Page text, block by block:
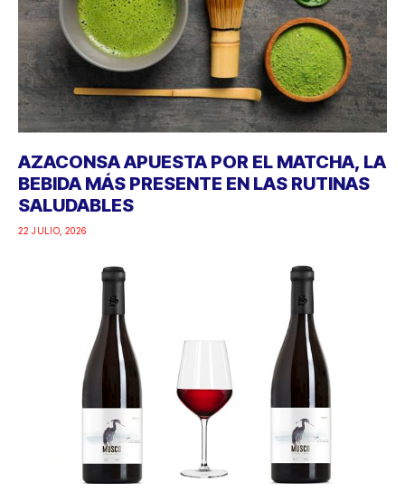
AZACONSA APUESTA POR EL MATCHA, LA
BEBIDA MÁS PRESENTE EN LAS RUTINAS
SALUDABLES
22 JULIO, 2026